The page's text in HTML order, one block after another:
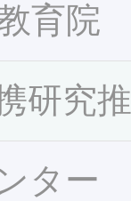
育院
研究
ター